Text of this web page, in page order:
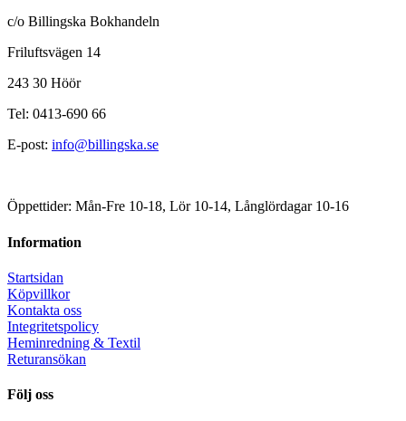
c/o Billingska Bokhandeln
Friluftsvägen 14
243 30 Höör
Tel: 0413-690 66
E-post: info@billingska.se
Öppettider: Mån-Fre 10-18, Lör 10-14, Långlördagar 10-16
Information
Startsidan
Köpvillkor
Kontakta oss
Integritetspolicy
Heminredning & Textil
Returansökan
Följ oss